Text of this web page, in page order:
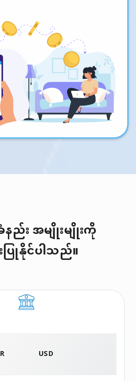
ည်း အမျိုးမျိုးကို
ြုနိုင်ပါသည်။
USD